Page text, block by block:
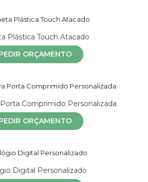
Plástica Touch Atacado
ORÇAMENTO
Comprimido Personalizada
ORÇAMENTO
Digital Personalizado